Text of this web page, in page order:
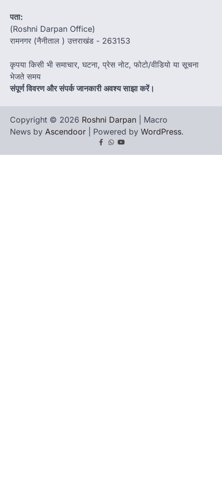
पता:
(Roshni Darpan Office)
रामनगर (नैनीताल ) उत्तराखंड - 263153
कृपया किसी भी समाचार, घटना, प्रेस नोट, फोटो/वीडियो या सूचना
भेजते समय
संपूर्ण विवरण और संपर्क जानकारी अवश्य साझा करें।
Copyright © 2026 Roshni Darpan | Macro
News by Ascendoor | Powered by WordPress.
Facebook
Whatsapp
youtube